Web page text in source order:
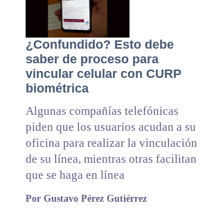
¿Confundido? Esto debe
saber de proceso para
vincular celular con CURP
biométrica
Algunas compañías telefónicas
piden que los usuarios acudan a su
oficina para realizar la vinculación
de su línea, mientras otras facilitan
que se haga en línea
Por Gustavo Pérez Gutiérrez